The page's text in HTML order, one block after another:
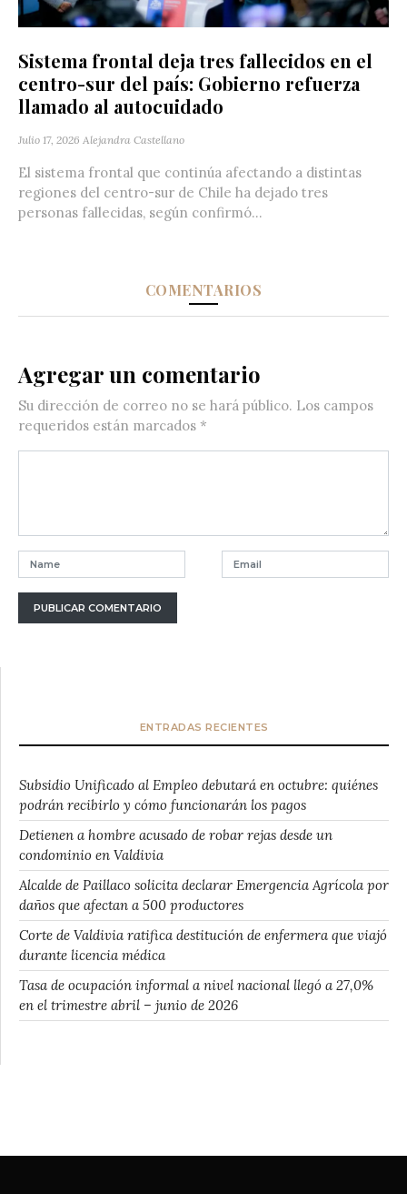
Sistema frontal deja tres fallecidos en el
centro-sur del país: Gobierno refuerza
llamado al autocuidado
Julio 17, 2026 Alejandra Castellano
El sistema frontal que continúa afectando a distintas
regiones del centro-sur de Chile ha dejado tres
personas fallecidas, según confirmó...
COMENTARIOS
Agregar un comentario
Su dirección de correo no se hará público. Los campos
requeridos están marcados *
ENTRADAS RECIENTES
Subsidio Unificado al Empleo debutará en octubre: quiénes
podrán recibirlo y cómo funcionarán los pagos
Detienen a hombre acusado de robar rejas desde un
condominio en Valdivia
Alcalde de Paillaco solicita declarar Emergencia Agrícola por
daños que afectan a 500 productores
Corte de Valdivia ratifica destitución de enfermera que viajó
durante licencia médica
Tasa de ocupación informal a nivel nacional llegó a 27,0%
en el trimestre abril – junio de 2026